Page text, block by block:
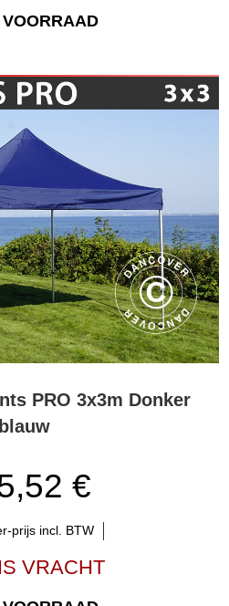
VOORRAAD
PRO 3x3m Donker
blauw
€
prijs incl. BTW
VRACHT